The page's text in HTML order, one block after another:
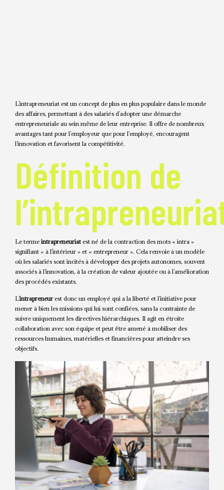
L’intrapreneuriat est un concept de plus en plus populaire dans le monde
des affaires, permettant à des salariés d’adopter une démarche
entrepreneuriale au sein même de leur entreprise. Il offre de nombreux
avantages tant pour l’employeur que pour l’employé, encouragent
l’innovation et favorisent la compétitivité.
Définition de
Le terme intrapreneuriat est né de la contraction des mots « intra »
signifiant « à l’intérieur » et « entrepreneur ». Cela renvoie à un modèle
où les salariés sont incités à développer des projets autonomes, souvent
associés à l’innovation, à la création de valeur ajoutée ou à l’amélioration
des procédés existants.
L’intrapreneur est donc un employé qui a la liberté et l’initiative pour
mener à bien les missions qui lui sont confiées, sans la contrainte de
suivre uniquement les directives hiérarchiques. Il agit en étroite
collaboration avec son équipe et peut être amené à mobiliser des
ressources humaines, matérielles et financières pour atteindre ses
objectifs.